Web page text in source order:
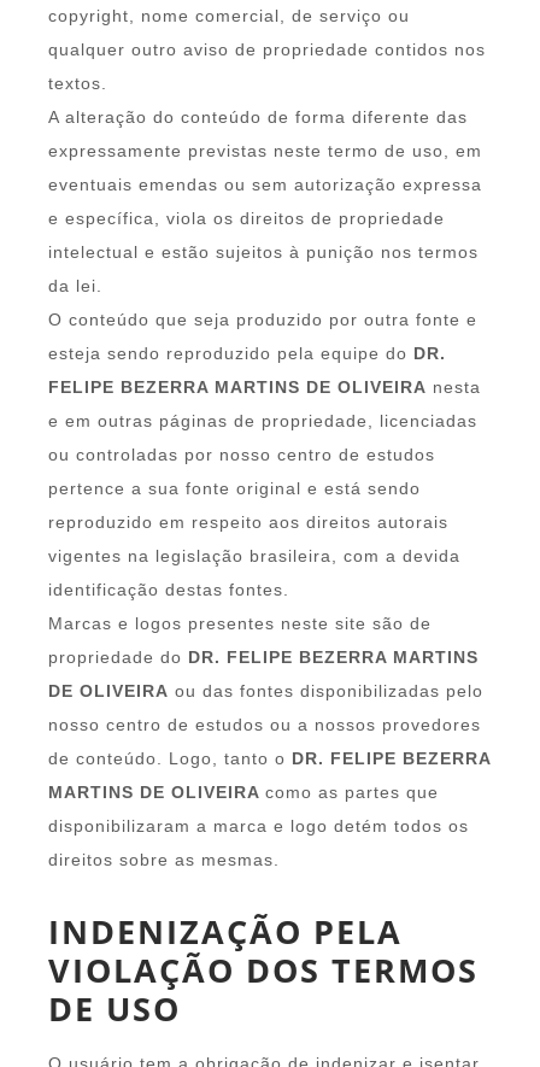
copyright, nome comercial, de serviço ou
qualquer outro aviso de propriedade contidos nos
textos.
A alteração do conteúdo de forma diferente das
expressamente previstas neste termo de uso, em
eventuais emendas ou sem autorização expressa
e específica, viola os direitos de propriedade
intelectual e estão sujeitos à punição nos termos
da lei.
O conteúdo que seja produzido por outra fonte e
esteja sendo reproduzido pela equipe do DR.
FELIPE BEZERRA MARTINS DE OLIVEIRA nesta
e em outras páginas de propriedade, licenciadas
ou controladas por nosso centro de estudos
pertence a sua fonte original e está sendo
reproduzido em respeito aos direitos autorais
vigentes na legislação brasileira, com a devida
identificação destas fontes.
Marcas e logos presentes neste site são de
propriedade do DR. FELIPE BEZERRA MARTINS
DE OLIVEIRA ou das fontes disponibilizadas pelo
nosso centro de estudos ou a nossos provedores
de conteúdo. Logo, tanto o DR. FELIPE BEZERRA
MARTINS DE OLIVEIRA como as partes que
disponibilizaram a marca e logo detém todos os
direitos sobre as mesmas.
INDENIZAÇÃO PELA
VIOLAÇÃO DOS TERMOS
DE USO
O usuário tem a obrigação de indenizar e isentar